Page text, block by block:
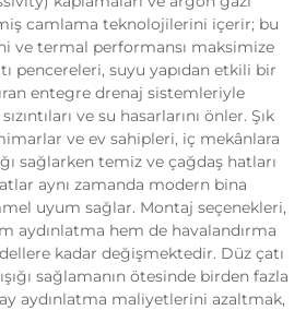
camlama teknolojilerini içerir; bu
ve termal performansı maksimize
pencereleri, suyu yapıdan etkili bir
entegre drenaj sistemleriyle
ve su hasarlarını önler. Şık
ve ev sahipleri, iç mekânlara
sağlarken temiz ve çağdaş hatları
aynı zamanda modern bina
uyum sağlar. Montaj seçenekleri,
aydınlatma hem de havalandırma
kadar değişmektedir. Düz çatı
sağlamanın ötesinde birden fazla
aydınlatma maliyetlerini azaltmak,